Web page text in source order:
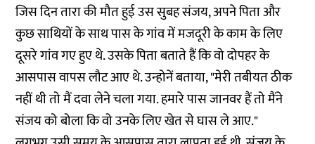
जिस दिन तारा की मौत हुई उस सुबह संजय, अपने पिता और
कुछ साथियों के साथ पास के गांव में मजदूरी के काम के लिए
दूसरे गांव गए हुए थे. उसके पिता बताते हैं कि वो दोपहर के
आसपास वापस लौट आए थे. उन्होनें बताया, "मेरी तबीयत ठीक
नहीं थी तो मैं दवा लेने चला गया. हमारे पास जानवर हैं तो मैंने
संजय को बोला कि वो उनके लिए खेत से घास ले आए."